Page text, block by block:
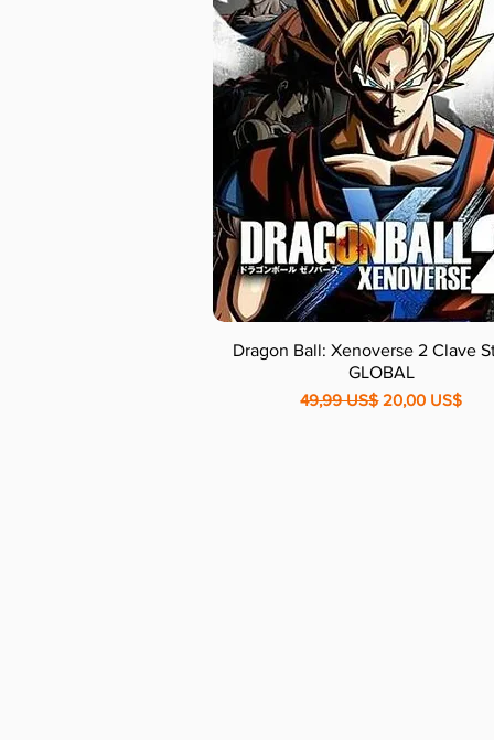
Dragon Ball: Xenoverse 2 Clave
GLOBAL
Precio
49,99 US$ Precio de oferta
20,00 US$